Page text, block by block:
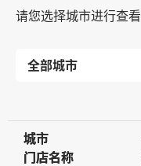
请您选择城市进行查看
城市
城市
门店名称
门店名称